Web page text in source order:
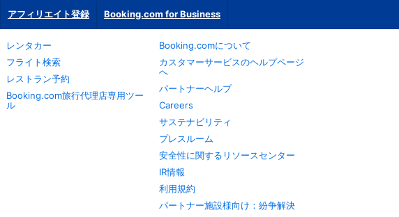
アフィリエイト登録 Booking.com for Business
レンタカー
フライト検索
レストラン予約
Booking.com旅行代理店専用ツー
ル
Booking.comについて
カスタマーサービスのヘルプページ
へ
パートナーヘルプ
Careers
サステナビリティ
プレスルーム
安全性に関するリソースセンター
IR情報
利用規約
パートナー施設様向け：紛争解決